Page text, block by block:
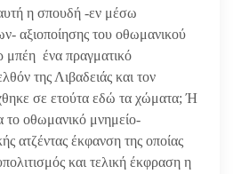
η σπουδή -εν μέσω
αξιοποίησης του οθωμανικού
μπέη ένα πραγματικό
της Λιβαδειάς και τον
σε ετούτα εδώ τα χώματα; Ή
το οθωμανικό μνημείο-
ατζέντας έκφανση της οποίας
και τελική έκφραση η